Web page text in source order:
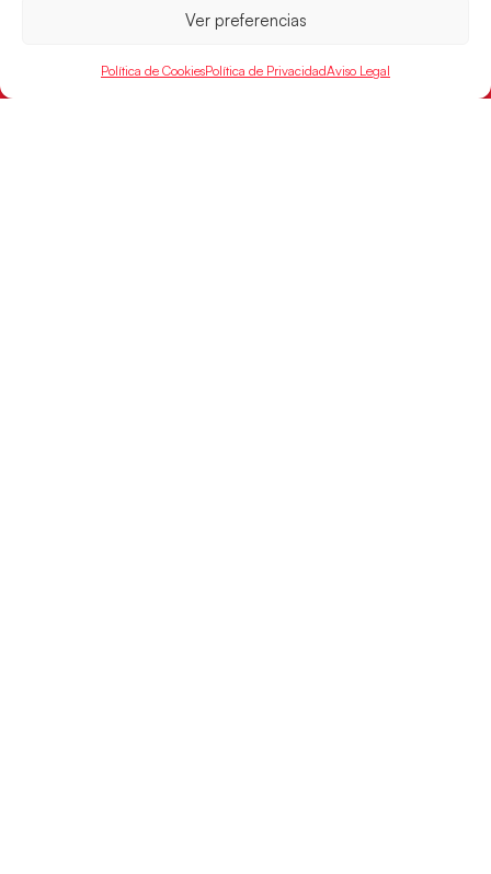
Ver preferencias
Política de CookiesPolítica de PrivacidadAviso Legal